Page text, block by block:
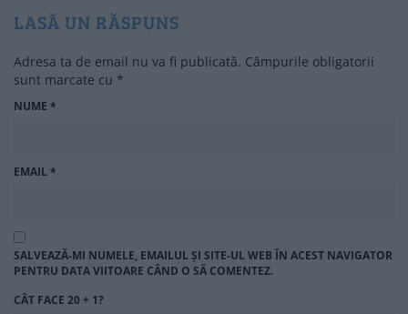
LASĂ UN RĂSPUNS
Adresa ta de email nu va fi publicată. Câmpurile obligatorii
sunt marcate cu *
NUME *
EMAIL*
SALVEAZĂ-MI NUMELE, EMAILUL ȘI SITE-UL WEB ÎN ACEST NAVIGATOR
PENTRU DATA VIITOARE CÂND O SĂ COMENTEZ.
CÂT FACE 20 + 1?